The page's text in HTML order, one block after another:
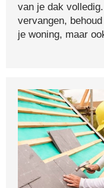
van je dak
vervangen,
je woning, maar